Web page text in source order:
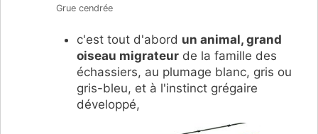
Grue cendrée
c'est tout d'abord un animal, grand
oiseau migrateurde la famille des
échassiers, au plumage blanc, gris ou
gris-bleu, et à l'instinct grégaire
développé,